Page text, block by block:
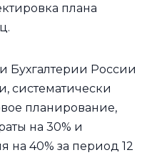
плана
Бухгалтерии России
систематически
планирование,
на 30% и
на 40% за период 12